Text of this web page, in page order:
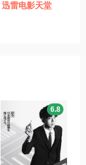
迅雷电影天堂
6.8